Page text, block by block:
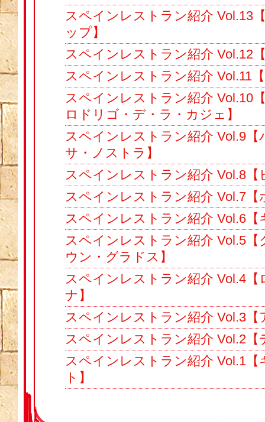
スペインレストラン紹介 Vol.13
ップ】
スペインレストラン紹介 Vol.12
スペインレストラン紹介 Vol.11
スペインレストラン紹介 Vol.10
ロドリゴ・デ・ラ・カジェ】
スペインレストラン紹介 Vol.9【
サ・ノストラ】
スペインレストラン紹介 Vol.8【
スペインレストラン紹介 Vol.7【
スペインレストラン紹介 Vol.6
スペインレストラン紹介 Vol.5
ウン・グラドス】
スペインレストラン紹介 Vol.4
ナ】
スペインレストラン紹介 Vol.3
スペインレストラン紹介 Vol.2【
スペインレストラン紹介 Vol.1
ト】